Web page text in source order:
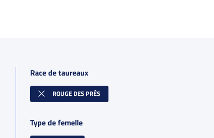
Race de taureaux
ROUGE DES PRÉS
Type de femelle